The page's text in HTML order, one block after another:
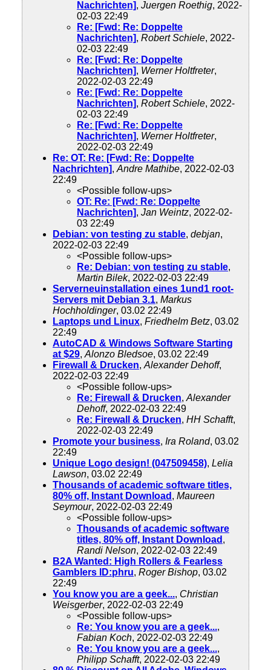
Nachrichten], Juergen Roethig, 2022-
02-03 22:49
Re: [Fwd: Re: Doppelte
Nachrichten], Robert Schiele, 2022-
02-03 22:49
Re: [Fwd: Re: Doppelte
Nachrichten], Werner Holtfreter,
2022-02-03 22:49
Re: [Fwd: Re: Doppelte
Nachrichten], Robert Schiele, 2022-
02-03 22:49
Re: [Fwd: Re: Doppelte
Nachrichten], Werner Holtfreter,
2022-02-03 22:49
Re: OT: Re: [Fwd: Re: Doppelte
Nachrichten], Andre Mathibe, 2022-02-03
22:49
<Possible follow-ups>
OT: Re: [Fwd: Re: Doppelte
Nachrichten], Jan Weintz, 2022-02-
03 22:49
Debian: von testing zu stable, debjan,
2022-02-03 22:49
<Possible follow-ups>
Re: Debian: von testing zu stable,
Martin Bilek, 2022-02-03 22:49
Serverneuinstallation eines 1und1 root-
Servers mit Debian 3.1, Markus
Hochholdinger, 03.02 22:49
Laptops und Linux, Friedhelm Betz, 03.02
22:49
AutoCAD & Windows Software Starting
at $29, Alonzo Bledsoe, 03.02 22:49
Firewall & Drucken, Alexander Dehoff,
2022-02-03 22:49
<Possible follow-ups>
Re: Firewall & Drucken, Alexander
Dehoff, 2022-02-03 22:49
Re: Firewall & Drucken, HH Schafft,
2022-02-03 22:49
Promote your business, Ira Roland, 03.02
22:49
Unique Logo design! (047509458), Lelia
Lawson, 03.02 22:49
Thousands of academic software titles,
80% off, Instant Download , Maureen
Seymour, 2022-02-03 22:49
<Possible follow-ups>
Thousands of academic software
titles, 80% off, Instant Download ,
Randi Nelson, 2022-02-03 22:49
B2A Wanted: High Rollers & Fearless
Gamblers ID:phru, Roger Bishop, 03.02
22:49
You know you are a geek..., Christian
Weisgerber, 2022-02-03 22:49
<Possible follow-ups>
Re: You know you are a geek...,
Fabian Koch, 2022-02-03 22:49
Re: You know you are a geek...,
Philipp Schafft, 2022-02-03 22:49